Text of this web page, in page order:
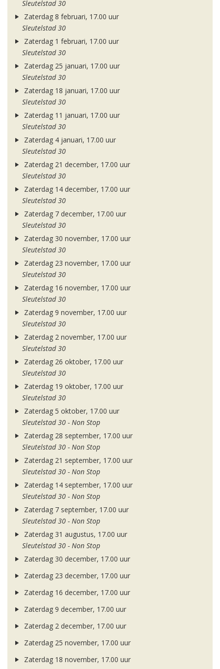
Sleutelstad 30
Zaterdag 8 februari, 17.00 uur
Sleutelstad 30
Zaterdag 1 februari, 17.00 uur
Sleutelstad 30
Zaterdag 25 januari, 17.00 uur
Sleutelstad 30
Zaterdag 18 januari, 17.00 uur
Sleutelstad 30
Zaterdag 11 januari, 17.00 uur
Sleutelstad 30
Zaterdag 4 januari, 17.00 uur
Sleutelstad 30
Zaterdag 21 december, 17.00 uur
Sleutelstad 30
Zaterdag 14 december, 17.00 uur
Sleutelstad 30
Zaterdag 7 december, 17.00 uur
Sleutelstad 30
Zaterdag 30 november, 17.00 uur
Sleutelstad 30
Zaterdag 23 november, 17.00 uur
Sleutelstad 30
Zaterdag 16 november, 17.00 uur
Sleutelstad 30
Zaterdag 9 november, 17.00 uur
Sleutelstad 30
Zaterdag 2 november, 17.00 uur
Sleutelstad 30
Zaterdag 26 oktober, 17.00 uur
Sleutelstad 30
Zaterdag 19 oktober, 17.00 uur
Sleutelstad 30
Zaterdag 5 oktober, 17.00 uur
Sleutelstad 30 - Non Stop
Zaterdag 28 september, 17.00 uur
Sleutelstad 30 - Non Stop
Zaterdag 21 september, 17.00 uur
Sleutelstad 30 - Non Stop
Zaterdag 14 september, 17.00 uur
Sleutelstad 30 - Non Stop
Zaterdag 7 september, 17.00 uur
Sleutelstad 30 - Non Stop
Zaterdag 31 augustus, 17.00 uur
Sleutelstad 30 - Non Stop
Zaterdag 30 december, 17.00 uur
Zaterdag 23 december, 17.00 uur
Zaterdag 16 december, 17.00 uur
Zaterdag 9 december, 17.00 uur
Zaterdag 2 december, 17.00 uur
Zaterdag 25 november, 17.00 uur
Zaterdag 18 november, 17.00 uur